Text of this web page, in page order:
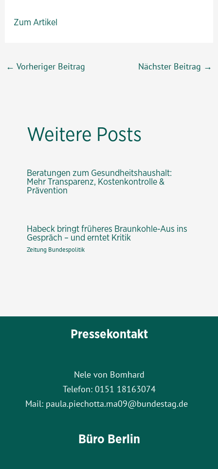
Zum Artikel
Beitragsnavigation
← Vorheriger Beitrag Nächster Beitrag →
Weitere Posts
Beratungen zum Gesundheitshaushalt:
Mehr Transparenz, Kostenkontrolle &
Prävention
Habeck bringt früheres Braunkohle-Aus ins
Gespräch – und erntet Kritik
Zeitung Bundespolitik
Pressekontakt
Nele von Bomhard
Telefon: 0151 18163074
Mail: paula.piechotta.ma09@bundestag.de
Büro Berlin